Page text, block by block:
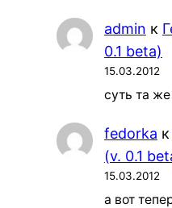
admin к
0.1 beta)
15.03.2012
суть та же
fedorka к
(v. 0.1
15.03.2012
а вот